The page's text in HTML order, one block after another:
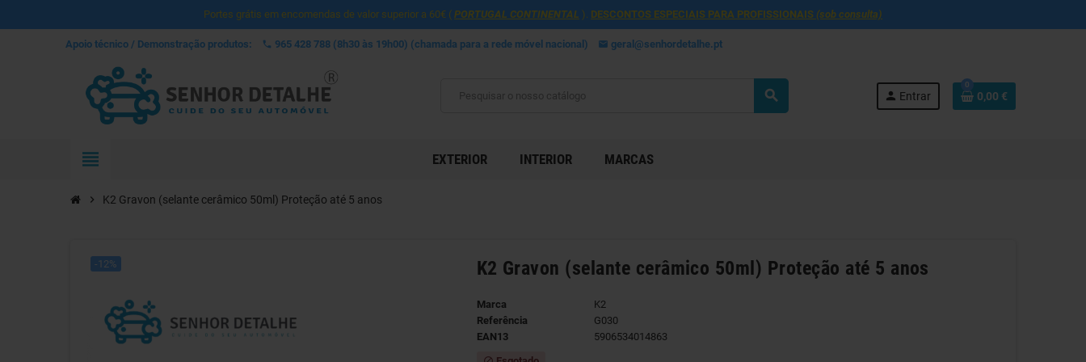
Portes grátis em encomendas de valor superior a 60€ ( PORTUGAL CONTINENTAL ). DESCONTOS ESPECIAIS PARA PROFISSIONAIS (sob consulta)
Apoio técnico / Demonstração produtos: phone 965 428 788 (8h30 às 19h00) (chamada para a rede móvel nacional) mail geral@senhordetalhe.pt
search person Entrar
0
0,00 €
view_headline EXTERIOR INTERIOR MARCAS
chevron_right K2 Gravon (selante cerâmico 50ml) Proteção até 5 anos
-12% K2 Gravon (selante cerâmico 50ml) Proteção até 5 anos
Marca
K2
Referência
G030
EAN13
5906534014863